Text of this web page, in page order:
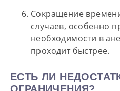
Сокращение
случаев, особенно
необходимости в
проходит быстрее.
ЕСТЬ ЛИ
ОГРАНИЧЕНИЯ?